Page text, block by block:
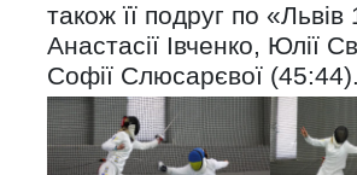
також її подруг по «Львів
Анастасії Івченко, Юлії
Софії Слюсарєвої (45:44).